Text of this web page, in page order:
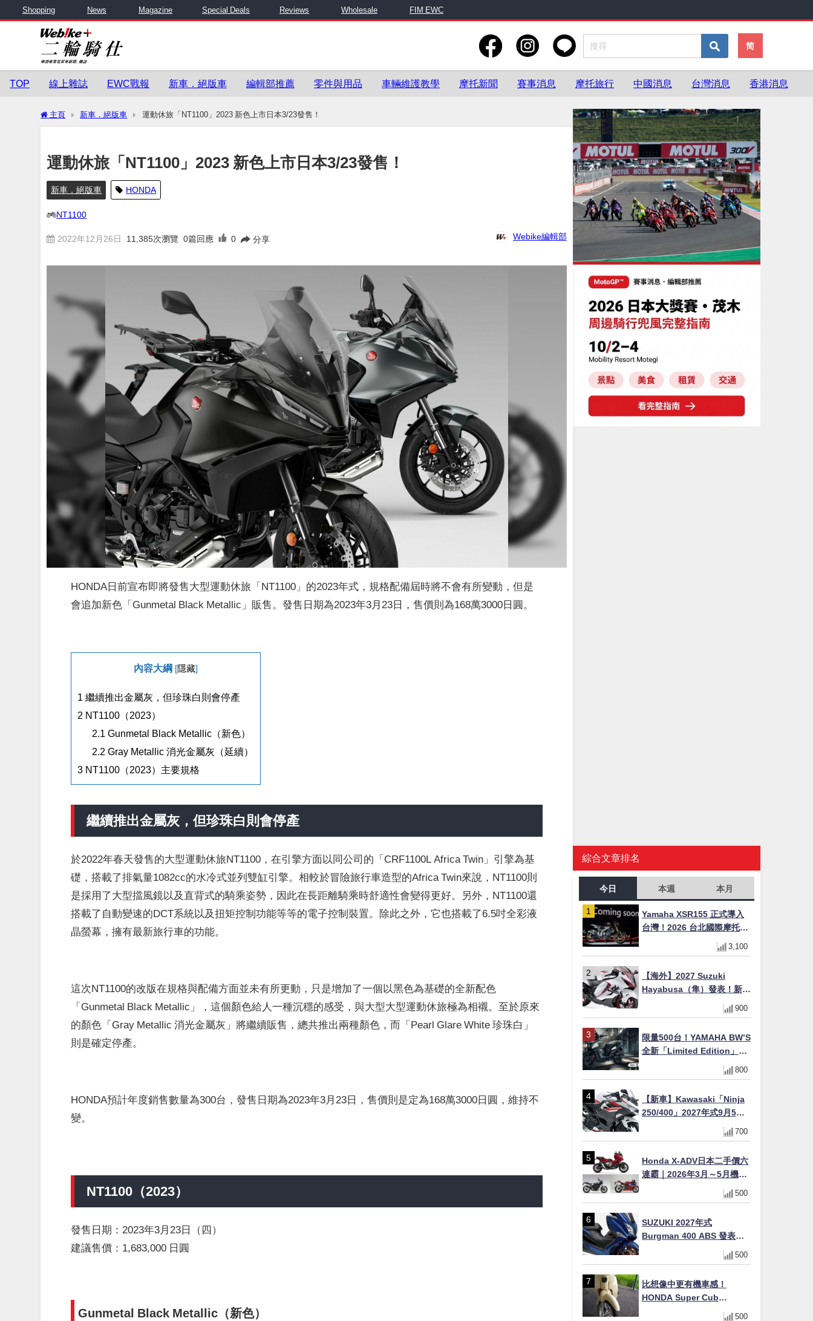
Shopping News Magazine Special Deals Reviews Wholesale FIM EWC
简
TOP 線上雜誌 EWC戰報 新車．絕版車 編輯部推薦 零件與用品 車輛維護教學 摩托新聞 賽事消息 摩托旅行 中國消息 台灣消息 香港消息
主頁 新車．絕版車 運動休旅「NT1100」2023 新色上市日本3/23發售！
運動休旅「NT1100」2023 新色上市日本3/23發售！
新車．絕版車 HONDA
NT1100
2022年12月26日 11,385次瀏覽 0篇回應 0 分享 Webike編輯部
HONDA日前宣布即將發售大型運動休旅「NT1100」的2023年式，規格配備屆時將不會有所變動，但是
會追加新色「Gunmetal Black Metallic」販售。發售日期為2023年3月23日，售價則為168萬3000日圓。
內容大綱 隱藏
1 繼續推出金屬灰，但珍珠白則會停產
2 NT1100（2023）
2.1 Gunmetal Black Metallic（新色）
2.2 Gray Metallic 消光金屬灰（延續）
3 NT1100（2023）主要規格
繼續推出金屬灰，但珍珠白則會停產
於2022年春天發售的大型運動休旅NT1100，在引擎方面以同公司的「CRF1100L Africa Twin」引擎為基
礎，搭載了排氣量1082cc的水冷式並列雙缸引擎。相較於冒險旅行車造型的Africa Twin來說，NT1100則
是採用了大型擋風鏡以及直背式的騎乘姿勢，因此在長距離騎乘時舒適性會變得更好。另外，NT1100還
搭載了自動變速的DCT系統以及扭矩控制功能等等的電子控制裝置。除此之外，它也搭載了6.5吋全彩液
晶螢幕，擁有最新旅行車的功能。
這次NT1100的改版在規格與配備方面並未有所更動，只是增加了一個以黑色為基礎的全新配色
「Gunmetal Black Metallic」，這個顏色給人一種沉穩的感受，與大型大型運動休旅極為相襯。至於原來
的顏色「Gray Metallic 消光金屬灰」將繼續販售，總共推出兩種顏色，而「Pearl Glare White 珍珠白」
則是確定停產。
HONDA預計年度銷售數量為300台，發售日期為2023年3月23日，售價則是定為168萬3000日圓，維持不
變。
NT1100（2023）
發售日期：2023年3月23日（四）
建議售價：1,683,000 日圓
Gunmetal Black Metallic（新色）
綜合文章排名
今日 本週 本月
Yamaha XSR155 正式導入
台灣！2026 台北國際摩托車
展亮相，70 週年紀念版
YZF-R 系列限量追加販售
3,100
【海外】2027 Suzuki
Hayabusa（隼）發表！新增
Special Edition 特仕版，全
新珍珠白塗裝與專屬配備登
900
限量500台！YAMAHA BW’S
全新「Limited Edition」都
市探索限定色 GOOPiMADE
聯名包同步登場
800
【新車】Kawasaki「Ninja
250/400」2027年式9月5日
日本發售！新塗裝登場×價格
不變×輔助滑動式離合器
700
Honda X-ADV日本二手價六
連霸｜2026年3月～5月機車
轉售排行榜 CBR1000RR-R
FIREBLADE SP首度躋身前
500
SUZUKI 2027年式
Burgman 400 ABS 發表！
8/18日本上市、支援E10汽油
售價98萬100日圓
500
比想像中更有機車感！
HONDA Super Cub
110【Webike愛車精選】
500